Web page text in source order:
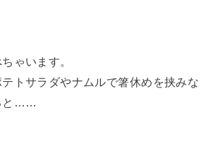
ゃいます。
トサラダやナムルで箸休めを挟みな
と……